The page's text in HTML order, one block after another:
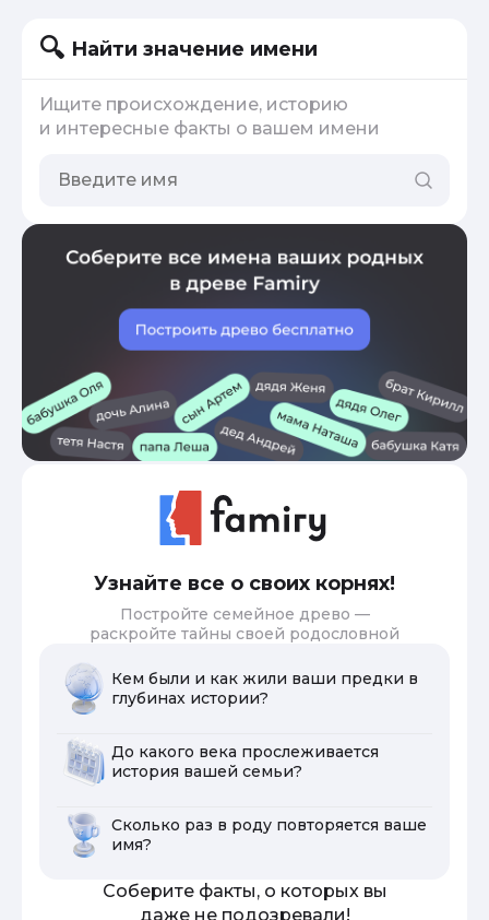
Найти значение имени
Ищите происхождение, историю
и интересные факты о вашем имени
Узнайте все о своих корнях!
Постройте семейное древо —
раскройте тайны своей родословной
Кем были и как жили ваши предки в
глубинах истории?
До какого века прослеживается
история вашей семьи?
Сколько раз в роду повторяется ваше
имя?
Соберите факты, о которых вы
даже не подозревали!